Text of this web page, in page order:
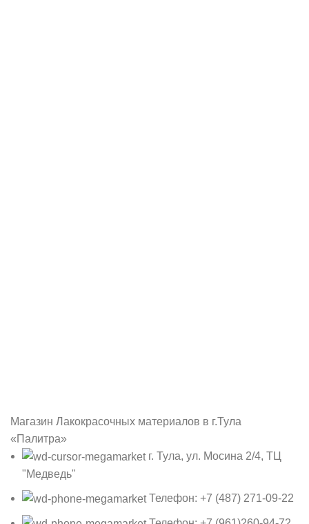
Магазин Лакокрасочных материалов в г.Тула
«Палитра»
г. Тула, ул. Мосина 2/4, ТЦ
"Медведь"
Телефон: +7 (487) 271-09-22